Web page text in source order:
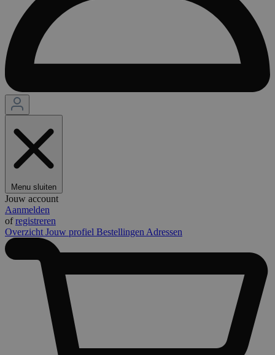
Menu sluiten
Jouw account
Aanmelden
ofregistreren
Overzicht Jouw profiel Bestellingen Adressen